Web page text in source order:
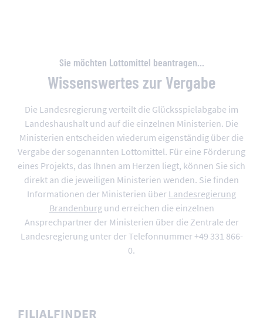
Sie möchten Lottomittel beantragen...
Wissenswertes zur Vergabe
Die Landesregierung verteilt die Glücksspielabgabe im
Landeshaushalt und auf die einzelnen Ministerien. Die
Ministerien entscheiden wiederum eigenständig über die
Vergabe der sogenannten Lottomittel. Für eine Förderung
eines Projekts, das Ihnen am Herzen liegt, können Sie sich
direkt an die jeweiligen Ministerien wenden. Sie finden
Informationen der Ministerien über Landesregierung
Brandenburgund erreichen die einzelnen
Ansprechpartner der Ministerien über die Zentrale der
Landesregierung unter der Telefonnummer +49 331 866-
0.
FILIALFINDER